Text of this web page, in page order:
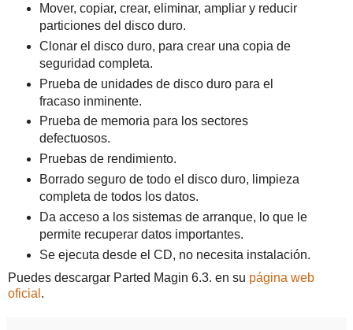
Mover, copiar, crear, eliminar, ampliar y reducir
particiones del disco duro.
Clonar el disco duro, para crear una copia de
seguridad completa.
Prueba de unidades de disco duro para el
fracaso inminente.
Prueba de memoria para los sectores
defectuosos.
Pruebas de rendimiento.
Borrado seguro de todo el disco duro, limpieza
completa de todos los datos.
Da acceso a los sistemas de arranque, lo que le
permite recuperar datos importantes.
Se ejecuta desde el CD, no necesita instalación.
Puedes descargar Parted Magin 6.3. en su página web
oficial .